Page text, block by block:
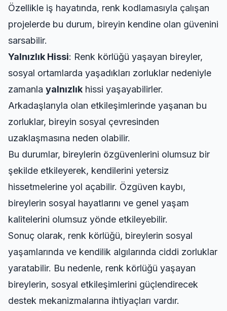
Özellikle iş hayatında, renk kodlamasıyla çalışan
projelerde bu durum, bireyin kendine olan güvenini
sarsabilir.
Yalnızlık Hissi: Renk körlüğü yaşayan bireyler,
sosyal ortamlarda yaşadıkları zorluklar nedeniyle
zamanla yalnızlık hissi yaşayabilirler.
Arkadaşlarıyla olan etkileşimlerinde yaşanan bu
zorluklar, bireyin sosyal çevresinden
uzaklaşmasına neden olabilir.
Bu durumlar, bireylerin özgüvenlerini olumsuz bir
şekilde etkileyerek, kendilerini yetersiz
hissetmelerine yol açabilir. Özgüven kaybı,
bireylerin sosyal hayatlarını ve genel yaşam
kalitelerini olumsuz yönde etkileyebilir.
Sonuç olarak, renk körlüğü, bireylerin sosyal
yaşamlarında ve kendilik algılarında ciddi zorluklar
yaratabilir. Bu nedenle, renk körlüğü yaşayan
bireylerin, sosyal etkileşimlerini güçlendirecek
destek mekanizmalarına ihtiyaçları vardır.